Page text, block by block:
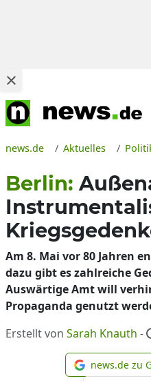
news.de Aktuelles
Berlin:
Am 8. Mai vor 80 Jahren
dazu gibt es zahlreiche
Auswärtige Amt will
Propaganda genutzt
Erstellt von Sarah Knauth -
news.de zu